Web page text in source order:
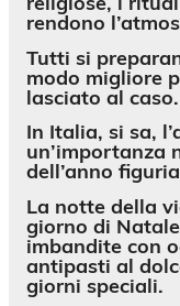
rendono
Tutti si
modo migliore
lasciato al caso.
In Italia, si sa,
un’importanza
dell’anno
La notte della
giorno di
imbandite con
antipasti al
giorni speciali.